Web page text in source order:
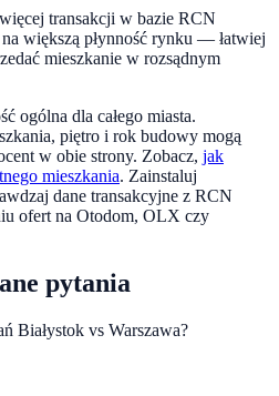
transakcji w bazie RCN
większą płynność rynku — łatwiej
mieszkanie w rozsądnym
ogólna dla całego miasta.
piętro i rok budowy mogą
w obie strony. Zobacz, jak
mieszkania. Zainstaluj
dane transakcyjne z RCN
ofert na Otodom, OLX czy
pytania
Białystok vs Warszawa?